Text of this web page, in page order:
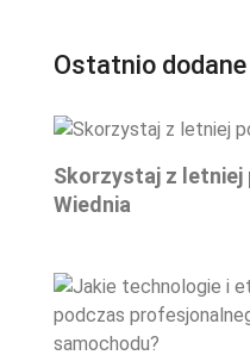
Ostatnio dodane
Skorzystaj z letniej
Wiednia